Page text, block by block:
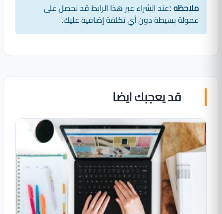
ملاحظه :عند الشراء عبر هذا الرابط قد نحصل على
عمولة بسيطة دون أي تكلفة إضافية عليك.
قد يعجبك ايضا